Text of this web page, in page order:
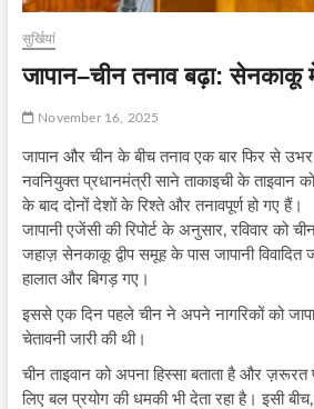
सुर्खियां
जापान–चीन तनाव बढ़ा: सेनकाकू
November 16, 2025
जापान और चीन के बीच तनाव एक बार फिर से उभर
नवनियुक्त प्रधानमंत्री साने ताकाइची के ताइवान
के बाद दोनों देशों के रिश्‍ते और तनावपूर्ण हो गए हैं।
जापानी एजेंसी की रिपोर्ट के अनुसार, रविवार को
जहाज़ सेनकाकू द्वीप समूह के पास जापानी
हालात और बिगड़ गए।
इससे एक दिन पहले चीन ने अपने नागरिकों को
चेतावनी जारी की थी।
चीन ताइवान को अपना हिस्सा बताता है और
लिए बल प्रयोग की धमकी भी देता रहा है। इसी